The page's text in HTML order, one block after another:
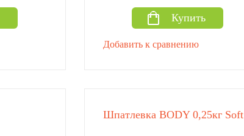
Купить
Добавить к сравнению
Шпатлевка BODY 0,25кг Soft